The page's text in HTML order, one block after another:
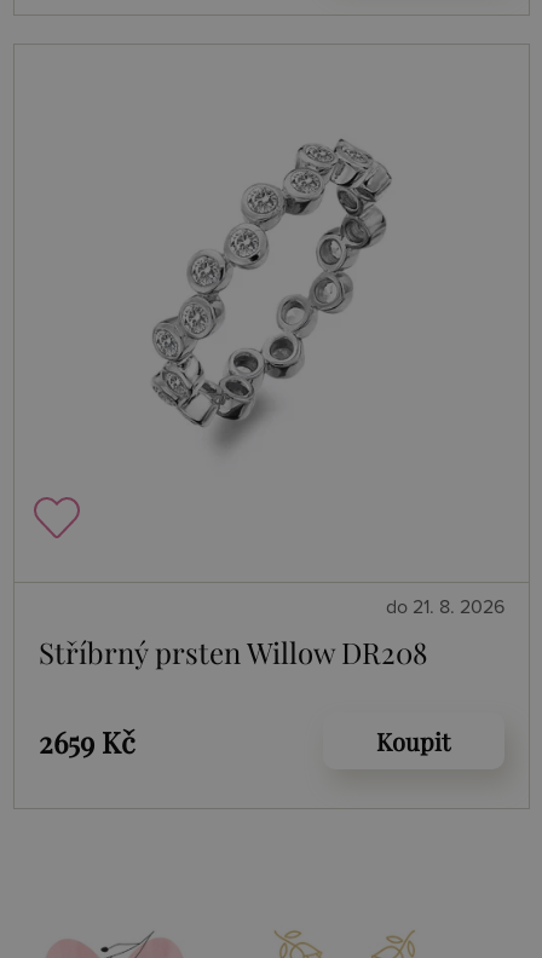
do 21. 8. 2026
Stříbrný prsten Willow DR208
2659 Kč Koupit